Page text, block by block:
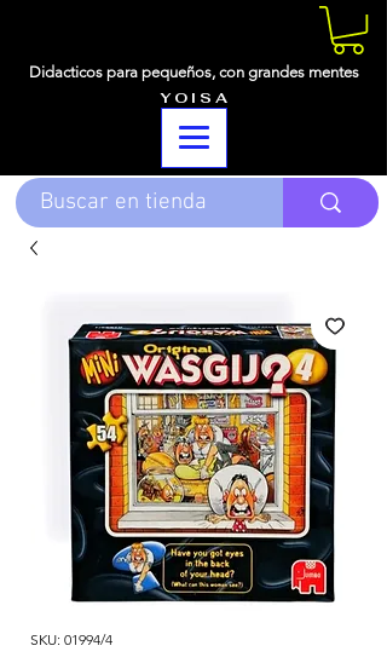
Didacticos para pequeños, con grandes mentes
Y O I S A
SKU: 01994/4